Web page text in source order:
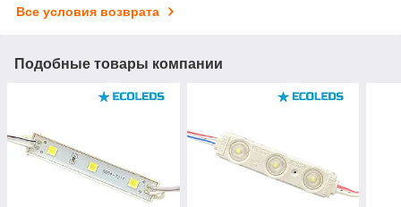
Все условия возврата
Подобные товары компании